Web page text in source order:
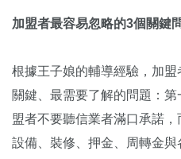
加盟者最容易忽略的3個關鍵
根據王子娘的輔導經驗，加
關鍵、最需要了解的問題：
盟者不要聽信業者滿口承諾，
設備、裝修、押金、周轉金